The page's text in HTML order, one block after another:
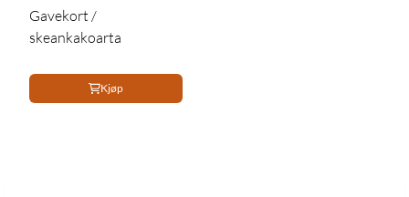
Gavekort /
skeankakoarta
Kjøp